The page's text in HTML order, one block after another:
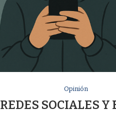
Opinión
REDES SOCIALES Y